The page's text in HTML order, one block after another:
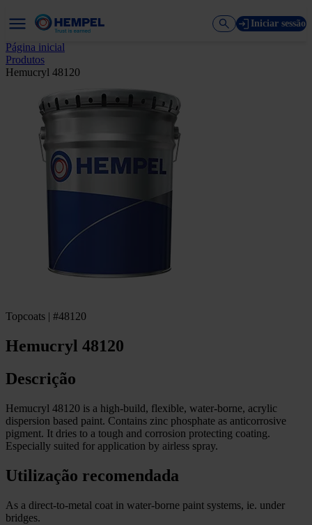
Iniciar sessão
Página inicial
Produtos
Hemucryl 48120
Topcoats | #48120
Hemucryl 48120
Descrição
Hemucryl 48120 is a high-build, flexible, water-borne, acrylic
dispersion based paint. Contains zinc phosphate as anticorrosive
pigment. It dries to a tough and corrosion protecting coating.
Especially suited for application by airless spray.
Utilização recomendada
As a direct-to-metal coat in water-borne paint systems, ie. under
bridges.